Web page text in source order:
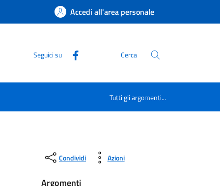
Accedi all'area personale
Seguici su Cerca
Tutti gli argomenti...
Condividi Azioni
Argomenti